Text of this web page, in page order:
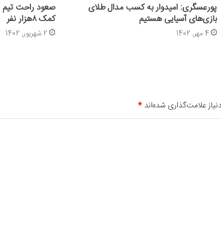
پورعسگری: امیدوار به کسب مدال طلای
بازی‌های آسیایی هستیم
4 مهر, 1402
صعود راحت تیم
کمک ۸هزار نفر
2 شهریور, 1402
علامت‌گذاری شده‌اند*